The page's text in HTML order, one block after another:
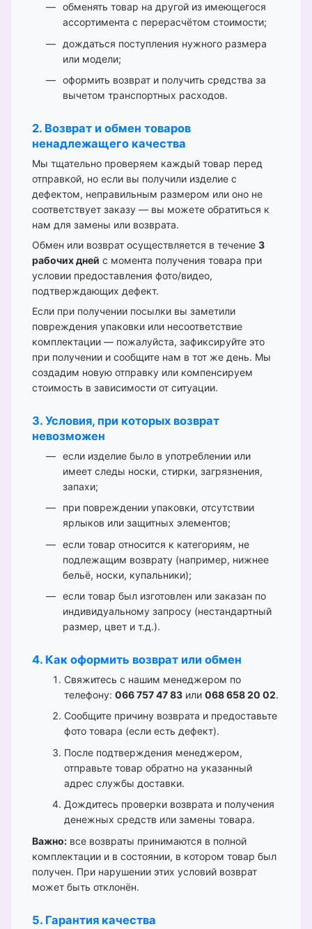
обменять товар на другой из имеющегося
ассортимента с перерасчётом стоимости;
дождаться поступления нужного размера
или модели;
оформить возврат и получить средства за
вычетом транспортных расходов.
2. Возврат и обмен товаров
ненадлежащего качества
Мы тщательно проверяем каждый товар перед
отправкой, но если вы получили изделие с
дефектом, неправильным размером или оно не
соответствует заказу — вы можете обратиться к
нам для замены или возврата.
Обмен или возврат осуществляется в течение 3
рабочих дней с момента получения товара при
условии предоставления фото/видео,
подтверждающих дефект.
Если при получении посылки вы заметили
повреждения упаковки или несоответствие
комплектации — пожалуйста, зафиксируйте это
при получении и сообщите нам в тот же день. Мы
создадим новую отправку или компенсируем
стоимость в зависимости от ситуации.
3. Условия, при которых возврат
невозможен
если изделие было в употреблении или
имеет следы носки, стирки, загрязнения,
запахи;
при повреждении упаковки, отсутствии
ярлыков или защитных элементов;
если товар относится к категориям, не
подлежащим возврату (например, нижнее
бельё, носки, купальники);
если товар был изготовлен или заказан по
индивидуальному запросу (нестандартный
размер, цвет и т.д.).
4. Как оформить возврат или обмен
Свяжитесь с нашим менеджером по
телефону: 066 757 47 83 или 068 658 20 02.
Сообщите причину возврата и предоставьте
фото товара (если есть дефект).
После подтверждения менеджером,
отправьте товар обратно на указанный
адрес службы доставки.
Дождитесь проверки возврата и получения
денежных средств или замены товара.
Важно: все возвраты принимаются в полной
комплектации и в состоянии, в котором товар был
получен. При нарушении этих условий возврат
может быть отклонён.
5. Гарантия качества